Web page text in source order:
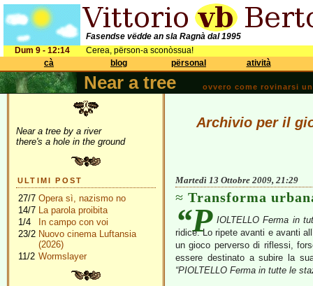
Fasendse vëdde an sla Ragnà dal 1995
Dum 9 - 12:14
Cerea, përson-a sconòssua!
cà
blog përsonal atività
Near a tree ovvero come rovinarsi
Near a tree by a river
there's a hole in the ground
ULTIMI POST
27/7 Opera sì, nazismo no
14/7 La parola proibita
1/4
In campo con voi
23/2 Nuovo cinema Luftansia
(2026)
11/2 Wormslayer
Archivio per il
Martedì 13 Ottobre 2009, 21:29
Transforma
“P IOLTELLO Ferma in
ridice. Lo ripete avanti e avanti
un gioco perverso di riflessi,
essere destinato a subire la
“PIOLTELLO Ferma in tutte le